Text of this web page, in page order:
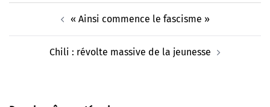
« Ainsi commence le fascisme »
Chili : révolte massive de la jeunesse